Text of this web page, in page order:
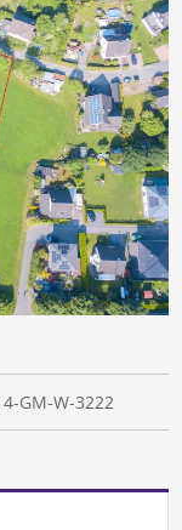
GM-W-3222